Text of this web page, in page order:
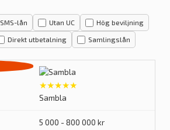
SMS-lån Utan UC Hög beviljning
Direkt utbetalning Samlingslån
★★★★★
Sambla
5 000 - 800 000 kr